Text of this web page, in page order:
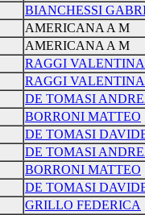
BIANCHESSI
AMERICANA A M
AMERICANA A M
RAGGI VALENTINA
RAGGI VALENTINA
DE TOMASI
BORRONI MATTEO
DE TOMASI
DE TOMASI
BORRONI MATTEO
DE TOMASI
GRILLO FEDERICA